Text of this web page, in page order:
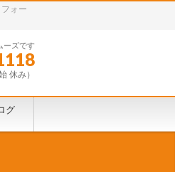
ォー
ーズです
休み）
グ